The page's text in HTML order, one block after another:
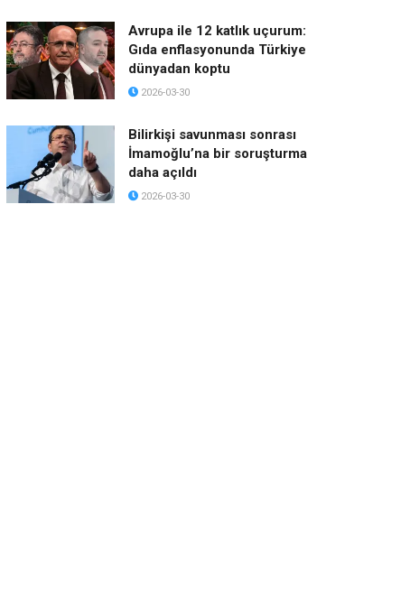
Avrupa ile 12 katlık uçurum:
Gıda enflasyonunda Türkiye
dünyadan koptu
2026-03-30
Bilirkişi savunması sonrası
İmamoğlu’na bir soruşturma
daha açıldı
2026-03-30